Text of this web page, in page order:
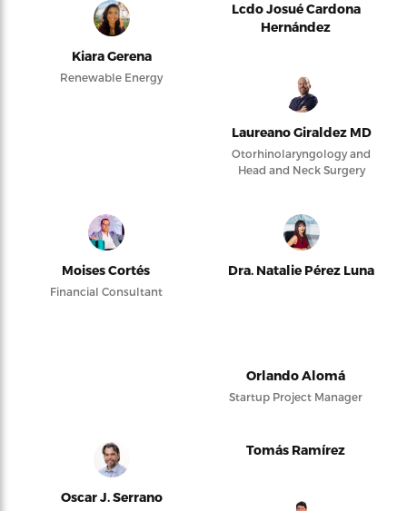
Kiara Gerena
Renewable Energy
Lcdo Josué Cardona
Hernández
Laureano Giraldez MD
Otorhinolaryngology and
Head and Neck Surgery
Moises Cortés
Financial Consultant
Dra. Natalie Pérez Luna
Orlando Alomá
Startup Project Manager
Oscar J. Serrano
Tomás Ramírez